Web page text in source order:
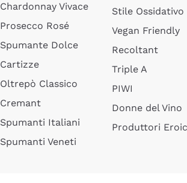
Chardonnay Vivace
Prosecco Rosé
Spumante Dolce
Cartizze
Oltrepò Classico
Cremant
Spumanti Italiani
Spumanti Veneti
Stile Ossidativo
Vegan Friendly
Recoltant
Triple A
PIWI
Donne del Vino
Produttori